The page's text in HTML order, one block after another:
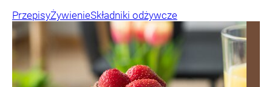
PrzepisyŻywienieSkładniki odżywcze